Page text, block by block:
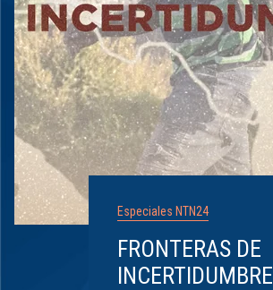
Especiales NTN24
FRONTERAS DE
INCERTIDUMBRE